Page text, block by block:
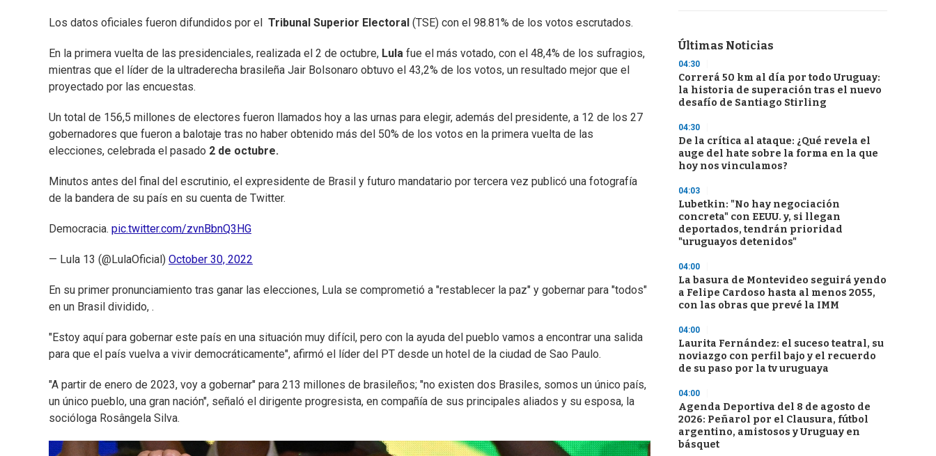
Los datos oficiales fueron difundidos por el Tribunal Superior Electoral (TSE) con el 98.81% de los votos escrutados.
En la primera vuelta de las presidenciales, realizada el 2 de octubre, Lula fue el más votado, con el 48,4% de los sufragios,
mientras que el líder de la ultraderecha brasileña Jair Bolsonaro obtuvo el 43,2% de los votos, un resultado mejor que el
proyectado por las encuestas.
Un total de 156,5 millones de electores fueron llamados hoy a las urnas para elegir, además del presidente, a 12 de los 27
gobernadores que fueron a balotaje tras no haber obtenido más del 50% de los votos en la primera vuelta de las
elecciones, celebrada el pasado 2 de octubre.
Minutos antes del final del escrutinio, el expresidente de Brasil y futuro mandatario por tercera vez publicó una fotografía
de la bandera de su país en su cuenta de Twitter.
Democracia. pic.twitter.com/zvnBbnQ3HG
— Lula 13 (@LulaOficial) October 30, 2022
En su primer pronunciamiento tras ganar las elecciones, Lula se comprometió a "restablecer la paz" y gobernar para "todos"
en un Brasil dividido, .
"Estoy aquí para gobernar este país en una situación muy difícil, pero con la ayuda del pueblo vamos a encontrar una salida
para que el país vuelva a vivir democráticamente", afirmó el líder del PT desde un hotel de la ciudad de Sao Paulo.
"A partir de enero de 2023, voy a gobernar" para 213 millones de brasileños; "no existen dos Brasiles, somos un único país,
un único pueblo, una gran nación", señaló el dirigente progresista, en compañía de sus principales aliados y su esposa, la
socióloga Rosângela Silva.
Últimas Noticias
04:30
Correrá 50 km al día por todo Uruguay:
la historia de superación tras el nuevo
desafío de Santiago Stirling
04:30
De la crítica al ataque: ¿Qué revela el
auge del hate sobre la forma en la que
hoy nos vinculamos?
04:03
Lubetkin: "No hay negociación
concreta" con EEUU. y, si llegan
deportados, tendrán prioridad
"uruguayos detenidos"
04:00
La basura de Montevideo seguirá yendo
a Felipe Cardoso hasta al menos 2055,
con las obras que prevé la IMM
04:00
Laurita Fernández: el suceso teatral, su
noviazgo con perfil bajo y el recuerdo
de su paso por la tv uruguaya
04:00
Agenda Deportiva del 8 de agosto de
2026: Peñarol por el Clausura, fútbol
argentino, amistosos y Uruguay en
básquet